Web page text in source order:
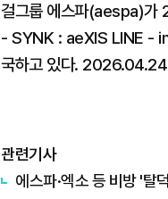
걸그룹 에스파(aespa)가
- SYNK : aeXIS LINE -
국하고 있다. 2026.04.24
관련기사
에스파·엑소 등 비방 '탈